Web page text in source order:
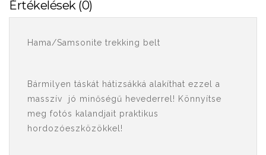
Értékelések (0)
Hama/Samsonite trekking belt
Bármilyen táskát hátizsákká alakíthat ezzel a
masszív jó minőségű hevederrel! Könnyítse
meg fotós kalandjait praktikus
hordozóeszközökkel!